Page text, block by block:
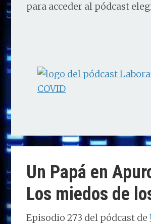
para acceder al pódcast
Un Papá en
Los miedos de
Episodio 273 del pódcast de